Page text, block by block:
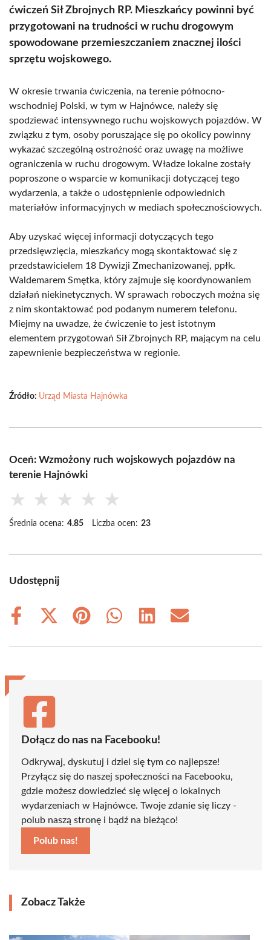
ćwiczeń Sił Zbrojnych RP. Mieszkańcy powinni być
przygotowani na trudności w ruchu drogowym
spowodowane przemieszczaniem znacznej ilości
sprzętu wojskowego.
W okresie trwania ćwiczenia, na terenie północno-
wschodniej Polski, w tym w Hajnówce, należy się
spodziewać intensywnego ruchu wojskowych pojazdów. W
związku z tym, osoby poruszające się po okolicy powinny
wykazać szczególną ostrożność oraz uwagę na możliwe
ograniczenia w ruchu drogowym. Władze lokalne zostały
poproszone o wsparcie w komunikacji dotyczącej tego
wydarzenia, a także o udostępnienie odpowiednich
materiałów informacyjnych w mediach społecznościowych.
Aby uzyskać więcej informacji dotyczących tego
przedsięwzięcia, mieszkańcy mogą skontaktować się z
przedstawicielem 18 Dywizji Zmechanizowanej, ppłk.
Waldemarem Smętka, który zajmuje się koordynowaniem
działań niekinetycznych. W sprawach roboczych można się
z nim skontaktować pod podanym numerem telefonu.
Miejmy na uwadze, że ćwiczenie to jest istotnym
elementem przygotowań Sił Zbrojnych RP, mającym na celu
zapewnienie bezpieczeństwa w regionie.
Źródło: Urząd Miasta Hajnówka
Oceń: Wzmożony ruch wojskowych pojazdów na
terenie Hajnówki
★ ★ ★ ★ ★
Średnia ocena: 4.85 Liczba ocen: 23
Udostępnij
Share
Share
(Twitter)
Share
Share
Share
Share
Dołącz do nas na Facebooku!
Odkrywaj, dyskutuj i dziel się tym co najlepsze!
Przyłącz się do naszej społeczności na Facebooku,
gdzie możesz dowiedzieć się więcej o lokalnych
wydarzeniach w Hajnówce. Twoje zdanie się liczy -
polub naszą stronę i bądź na bieżąco!
Polub nas!
Zobacz Także